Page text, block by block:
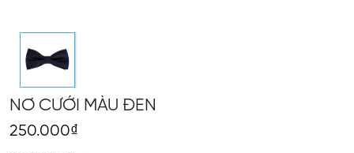
NƠ CƯỚI MÀU ĐEN
250.000₫